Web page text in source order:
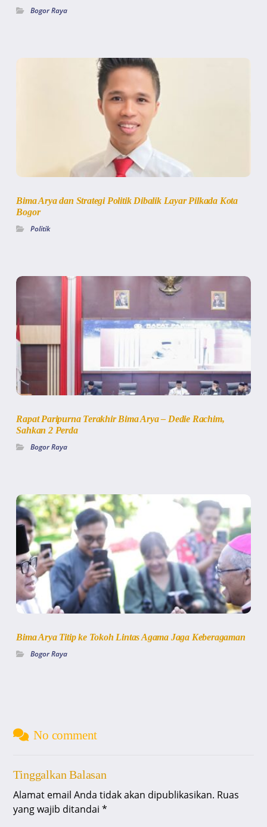
Bogor Raya
Bima Arya dan Strategi Politik Dibalik Layar Pilkada Kota
Bogor
Politik
Rapat Paripurna Terakhir Bima Arya – Dedie Rachim,
Sahkan 2 Perda
Bogor Raya
Bima Arya Titip ke Tokoh Lintas Agama Jaga Keberagaman
Bogor Raya
No comment
Tinggalkan Balasan
Alamat email Anda tidak akan dipublikasikan. Ruas
yang wajib ditandai*